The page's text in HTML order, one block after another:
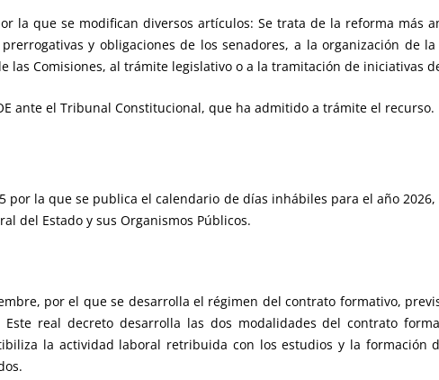
la que se modifican diversos artículos: Se trata de la reforma más
y obligaciones de los senadores, a la organización de
las Comisiones, al trámite legislativo o a la tramitación de iniciativas
ante el Tribunal Constitucional, que ha admitido a trámite el recurso.
por la que se publica el calendario de días inhábiles para el año
del Estado y sus Organismos Públicos.
por el que se desarrolla el régimen del contrato formativo,
Este real decreto desarrolla las dos modalidades del contrato
la actividad laboral retribuida con los estudios y la formación